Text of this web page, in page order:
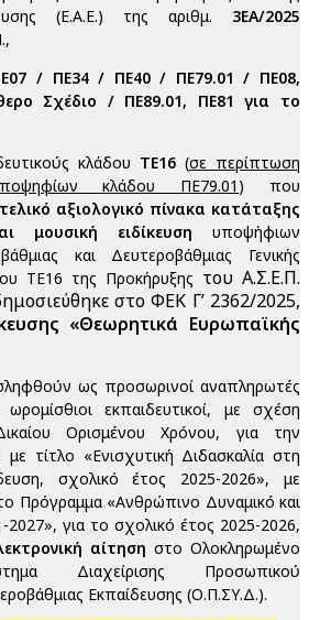
(Ε.Α.Ε.) της αριθμ. 3ΕΑ/2025
/ ΠΕ34 / ΠΕ40 / ΠΕ79.01 / ΠΕ08,
Σχέδιο / ΠΕ89.01, ΠΕ81 για το
κλάδου ΤΕ16 (σε περίπτωση
κλάδου ΠΕ79.01 ) που
τελικό αξιολογικό πίνακα κατάταξης
μουσική ειδίκευση υποψήφιων
και Δευτεροβάθμιας Γενικής
ΤΕ16 της Προκήρυξης του Α.Σ.Ε.Π.
στο ΦΕΚ Γ’ 2362/2025,
«Θεωρητικά Ευρωπαϊκής
ως προσωρινοί αναπληρωτές
εκπαιδευτικοί, με σχέση
Ορισμένου Χρόνου, για την
τίτλο «Ενισχυτική Διδασκαλία στη
σχολικό έτος 2025-2026», με
Πρόγραμμα «Ανθρώπινο Δυναμικό και
2027», για το σχολικό έτος 2025-2026,
αίτηση στο Ολοκληρωμένο
Διαχείρισης Προσωπικού
Εκπαίδευσης (Ο.Π.ΣΥ.Δ.).